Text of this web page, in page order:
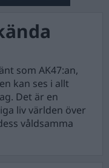
som AK47:an,
kan ses i allt
Det är en
liv världen över
våldsamma